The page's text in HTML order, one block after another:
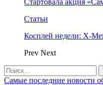
Стартовала акция
Статьи
Косплей недели: X-
Prev Next
Самые последние новости